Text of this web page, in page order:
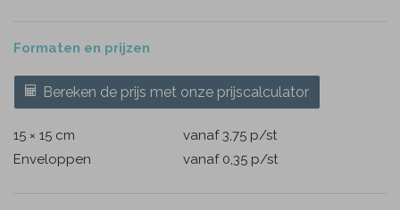
Formaten en prijzen
Bereken de prijs met onze prijscalculator
15 × 15 cm vanaf 3,75 p/st
Enveloppen
vanaf 0,35 p/st